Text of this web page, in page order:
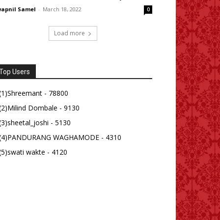
Samel - March 18, 2022 0
Load more
Users
- 78800
Dombale - 9130
- 5130
WAGHAMODE - 4310
wakte - 4120